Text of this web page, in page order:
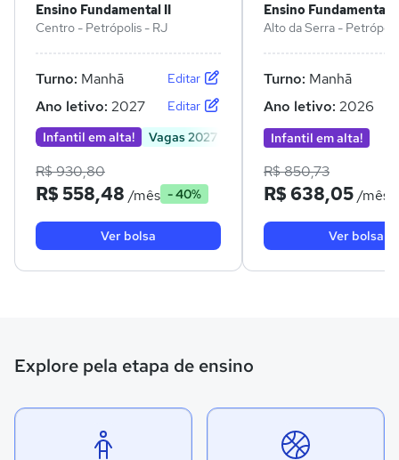
Ensino Fundamental II
Centro - Petrópolis - RJ
Turno: Manhã Editar
Ano letivo: 2027
Editar
Infantil em alta!
Vagas 2027
R$ 930,80
R$ 558,48 /mês - 40%
Ver bolsa
Ensino Fundamental II
Alto da Serra -
Turno: Manhã
Ano letivo: 2026
Infantil em alta!
R$ 850,73
R$ 638,05/mês
Ver bolsa
Explore pela etapa de ensino